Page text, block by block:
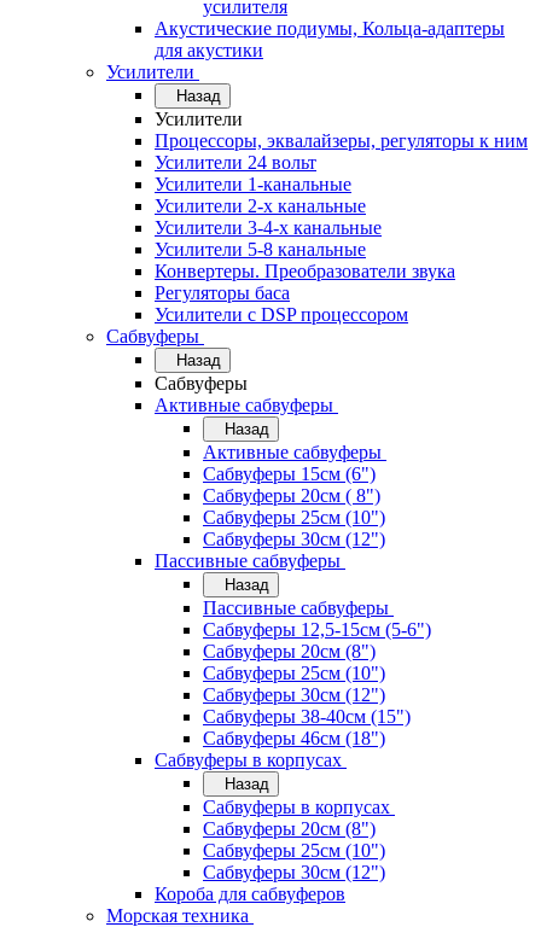
усилителя
Акустические подиумы, Кольца-адаптеры
для акустики
Усилители
Назад
Усилители
Процессоры, эквалайзеры, регуляторы к ним
Усилители 24 вольт
Усилители 1-канальные
Усилители 2-х канальные
Усилители 3-4-х канальные
Усилители 5-8 канальные
Конвертеры. Преобразователи звука
Регуляторы баса
Усилители с DSP процессором
Сабвуферы
Назад
Сабвуферы
Активные сабвуферы
Назад
Активные сабвуферы
Сабвуферы 15см (6")
Сабвуферы 20см ( 8")
Сабвуферы 25см (10")
Сабвуферы 30см (12")
Пассивные сабвуферы
Назад
Пассивные сабвуферы
Сабвуферы 12,5-15см (5-6")
Сабвуферы 20см (8")
Сабвуферы 25см (10")
Сабвуферы 30см (12")
Сабвуферы 38-40см (15")
Сабвуферы 46см (18")
Сабвуферы в корпусах
Назад
Сабвуферы в корпусах
Сабвуферы 20см (8")
Сабвуферы 25см (10")
Сабвуферы 30см (12")
Короба для сабвуферов
Морская техника